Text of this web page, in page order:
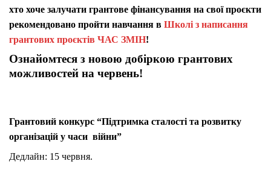
хто хоче залучати грантове фінансування на свої проєкти
рекомендовано пройти навчання в Школі з написання
грантових проєктів ЧАС ЗМІН!
Ознайомтеся з новою добіркою грантових
можливостей на червень!
Грантовий конкурс “Підтримка сталості та розвитку
організацій у часи війни”
Дедлайн: 15 червня.